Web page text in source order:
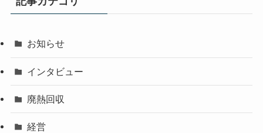
お知らせ
インタビュー
廃熱回収
経営